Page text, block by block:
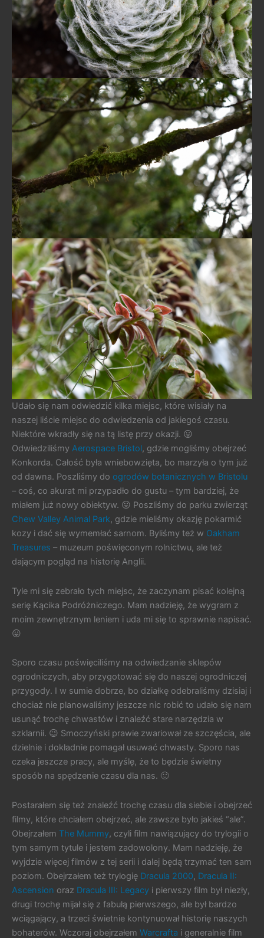
Udało się nam odwiedzić kilka miejsc, które wisiały na
naszej liście miejsc do odwiedzenia od jakiegoś czasu.
Niektóre wkradły się na tą listę przy okazji. 😛
Odwiedziliśmy Aerospace Bristol, gdzie mogliśmy obejrzeć
Konkorda. Całość była wniebowzięta, bo marzyła o tym już
od dawna. Poszliśmy do ogrodów botanicznych w Bristolu
– coś, co akurat mi przypadło do gustu – tym bardziej, że
miałem już nowy obiektyw. 😛 Poszliśmy do parku zwierząt
Chew Valley Animal Park, gdzie mieliśmy okazję pokarmić
kozy i dać się wymemłać sarnom. Byliśmy też w Oakham
Treasures – muzeum poświęconym rolnictwu, ale też
dającym pogląd na historię Anglii.
Tyle mi się zebrało tych miejsc, że zaczynam pisać kolejną
serię Kącika Podróżniczego. Mam nadzieję, że wygram z
moim zewnętrznym leniem i uda mi się to sprawnie napisać.
😛
Sporo czasu poświęciliśmy na odwiedzanie sklepów
ogrodniczych, aby przygotować się do naszej ogrodniczej
przygody. I w sumie dobrze, bo działkę odebraliśmy dzisiaj i
chociaż nie planowaliśmy jeszcze nic robić to udało się nam
usunąć trochę chwastów i znaleźć stare narzędzia w
szklarnii. 😉 Smoczyński prawie zwariował ze szczęścia, ale
dzielnie i dokładnie pomagał usuwać chwasty. Sporo nas
czeka jeszcze pracy, ale myślę, że to będzie świetny
sposób na spędzenie czasu dla nas. 🙂
Postarałem się też znaleźć trochę czasu dla siebie i obejrzeć
filmy, które chciałem obejrzeć, ale zawsze było jakieś “ale”.
Obejrzałem The Mummy, czyli film nawiązujący do trylogii o
tym samym tytule i jestem zadowolony. Mam nadzieję, że
wyjdzie więcej filmów z tej serii i dalej będą trzymać ten sam
poziom. Obejrzałem też trylogię Dracula 2000, Dracula II:
Ascension oraz Dracula III: Legacy i pierwszy film był niezły,
drugi trochę mijał się z fabułą pierwszego, ale był bardzo
wciągający, a trzeci świetnie kontynuował historię naszych
bohaterów. Wczoraj obejrzałem Warcrafta i generalnie film